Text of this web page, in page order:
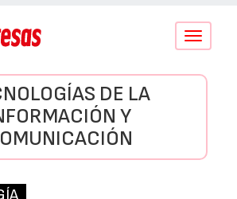
Conmutar
DE LA
Y